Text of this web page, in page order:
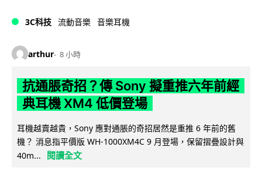
3C科技 流動音樂 音樂耳機
arthur 8 小時
抗通脹奇招？傳 Sony 擬重推六年前經
典耳機 XM4 低價登場
耳機越賣越貴，Sony 應對通脹的奇招居然是重推 6 年前的舊
機？ 消息指平價版 WH-1000XM4C 9 月登場，保留摺疊設計與
40m...
閱讀全文